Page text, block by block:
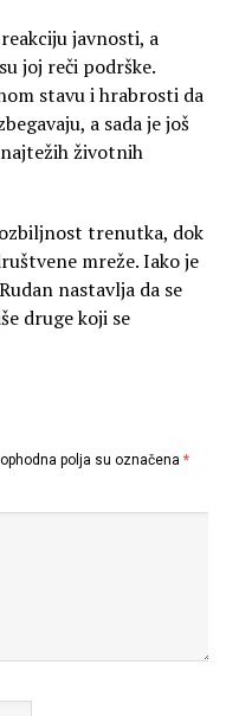
javnosti, a
joj reči podrške.
stavu i hrabrosti da
a sada je još
životnih
trenutka, dok
mreže. Iako je
nastavlja da se
druge koji se
polja su označena *